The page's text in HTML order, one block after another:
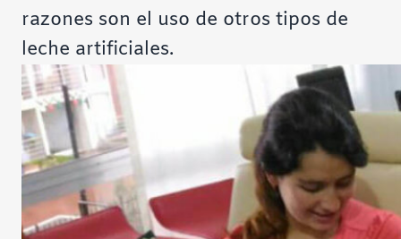
razones son el uso de otros tipos de
leche artificiales.